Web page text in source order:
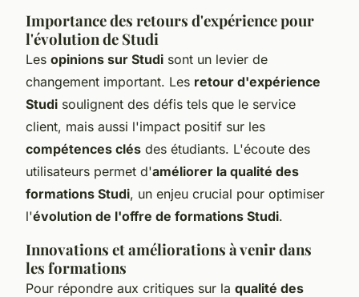
Importance des retours d'expérience pour
l'évolution de Studi
Les opinions sur Studi sont un levier de
changement important. Les retour d'expérience
Studi soulignent des défis tels que le service
client, mais aussi l'impact positif sur les
compétences clés des étudiants. L'écoute des
utilisateurs permet d'améliorer la qualité des
formations Studi, un enjeu crucial pour optimiser
l'évolution de l'offre de formations Studi.
Innovations et améliorations à venir dans
les formations
Pour répondre aux critiques sur la qualité des